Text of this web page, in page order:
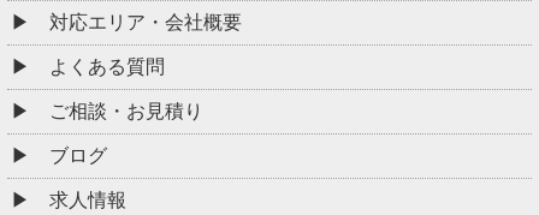
対応エリア・会社概要
よくある質問
ご相談・お見積り
ブログ
求人情報